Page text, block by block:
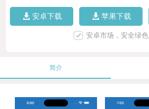
安卓下载 苹果下载
安卓市场，安全绿色
简介